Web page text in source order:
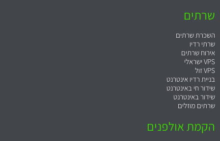
שרתים
השכרת שרתים
שרתי רדיו
אירוח שרתים
VPS ישראלי
VPS זול
בניית רדיו אינטרנט
שידור חי באינטרנט
שידור באינטרנט
שרתים מוזלים
הקמת אולפנים